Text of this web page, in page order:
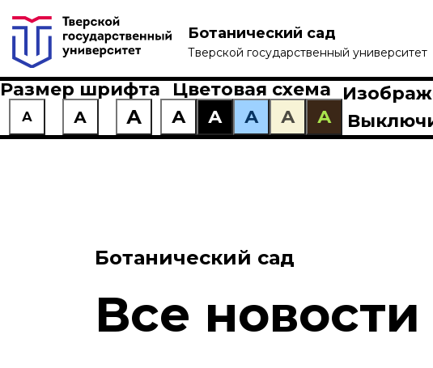
Размер шрифта
А А А
Цветовая схема
А
А А А А
Ботанический сад
Тверской государственный университет
Ботанический сад
Все новости